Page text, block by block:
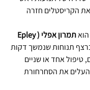
הקריסטלים חזרה
תמרון אפלי (Epley
תנוחות שנמשך דקות
טיפול אחד או שניים
את הסחרחורת